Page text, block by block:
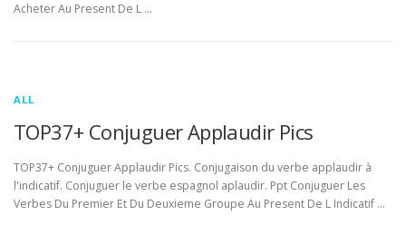
Acheter Au Present De L …
ALL
TOP37+ Conjuguer Applaudir Pics
TOP37+ Conjuguer Applaudir Pics. Conjugaison du verbe applaudir à
l'indicatif. Conjuguer le verbe espagnol aplaudir. Ppt Conjuguer Les
Verbes Du Premier Et Du Deuxieme Groupe Au Present De L Indicatif …